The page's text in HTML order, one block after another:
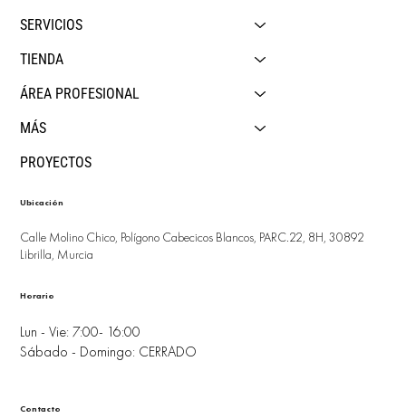
SERVICIOS
TIENDA
ÁREA PROFESIONAL
MÁS
PROYECTOS
Ubicación
Calle Molino Chico, Polígono Cabecicos Blancos, PARC.22, 8H, 30892
Librilla, Murcia
Lun - Vie: 7:00- 16:00
Sábado - Domingo: CERRADO
Horario
Contacto